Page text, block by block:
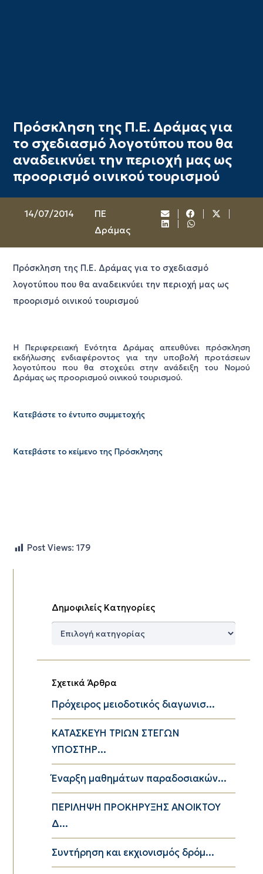
Πρόσκληση της Π.Ε. Δράμας για
το σχεδιασμό λογοτύπου που θα
αναδεικνύει την περιοχή μας ως
προορισμό οινικού τουρισμού
14/07/2014
ΠΕ
Δράμας
Πρόσκληση της Π.Ε. Δράμας για το σχεδιασμό
λογοτύπου που θα αναδεικνύει την περιοχή μας ως
προορισμό οινικού τουρισμού
Η Περιφερειακή Ενότητα Δράμας απευθύνει πρόσκληση
εκδήλωσης ενδιαφέροντος για την υποβολή προτάσεων
λογοτύπου που θα στοχεύει στην ανάδειξη του Νομού
Δράμας ως προορισμού οινικού τουρισμού.
Κατεβάστε το έντυπο συμμετοχής
Κατεβάστε το κείμενο της Πρόσκλησης
Post Views: 179
Δημοφιλείς Κατηγορίες
Δημοφιλείς
Σχετικά Άρθρα
Πρόχειρος μειοδοτικός διαγωνισ...
ΚΑΤΑΣΚΕΥΗ ΤΡΙΩΝ ΣΤΕΓΩΝ
ΥΠΟΣΤΗΡ...
Έναρξη μαθημάτων παραδοσιακών...
ΠΕΡΙΛΗΨΗ ΠΡΟΚΗΡΥΞΗΣ ΑΝΟΙΚΤΟΥ
Δ...
Συντήρηση και εκχιονισμός δρόμ...